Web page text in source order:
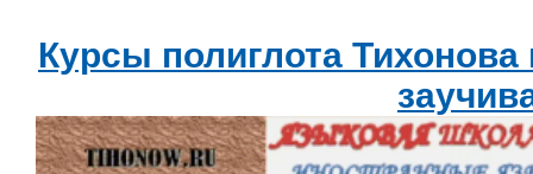
Курсы полиглота